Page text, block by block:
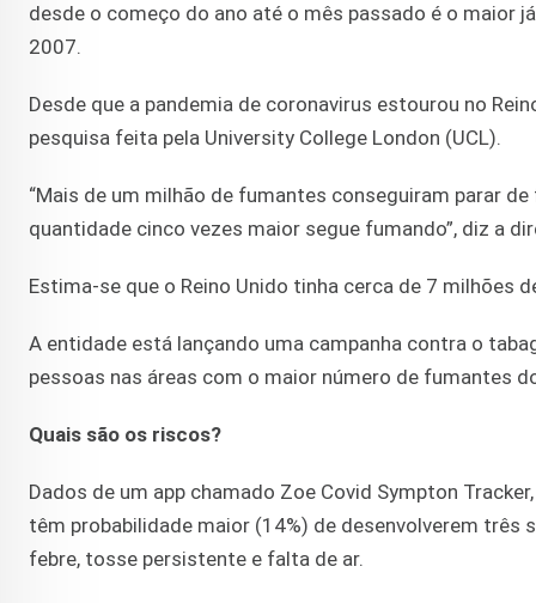
desde o começo do ano até o mês passado é o maior
2007.
Desde que a pandemia de coronavirus estourou no
pesquisa feita pela University College London (UCL).
“Mais de um milhão de fumantes conseguiram parar
quantidade cinco vezes maior segue fumando”, diz a
Estima-se que o Reino Unido tinha cerca de 7 milhões
A entidade está lançando uma campanha contra o
pessoas nas áreas com o maior número de fumantes
Quais são os riscos?
Dados de um app chamado Zoe Covid Sympton
têm probabilidade maior (14%) de desenvolverem
febre, tosse persistente e falta de ar.